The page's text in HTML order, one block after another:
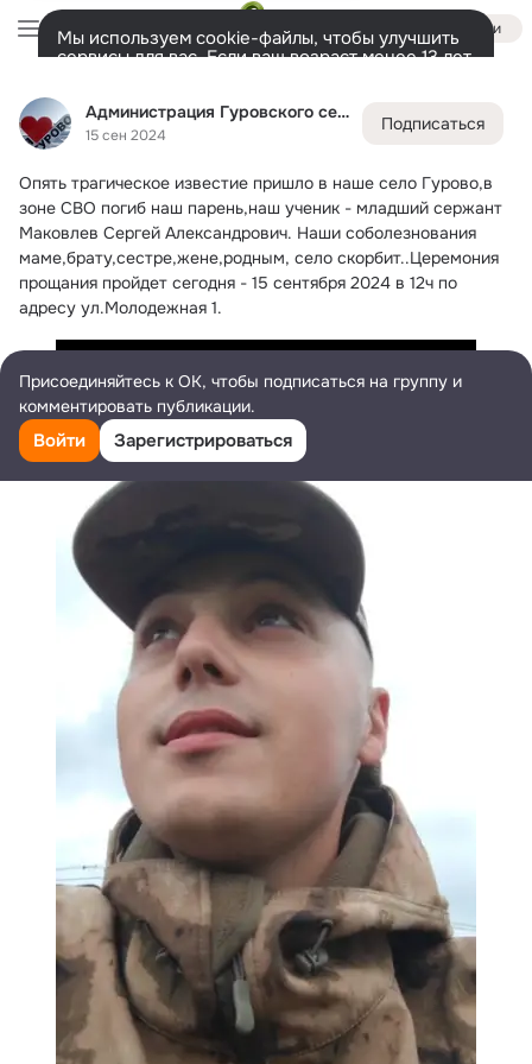
Администрация Гуровского сельского поселения
15 сен 2024
Подписаться
Опять трагическое известие пришло в наше село Гурово,в
зоне СВО погиб наш парень,наш ученик - младший сержант
Маковлев Сергей Александрович. Наши соболезнования
маме,брату,сестре,жене,родным, село скорбит..Церемония
прощания пройдет сегодня - 15 сентября 2024 в 12ч по
адресу ул.Молодежная 1.
Войти
Мы используем cookie-файлы, чтобы улучшить
сервисы для вас. Если ваш возраст менее 13 лет,
представитель.
Разрешить все Настроить
Лента Участники Темы Ещё
Дополнительная
колонка
Всё851 Обсуждаемые
Присоединяйтесь к ОК, чтобы подписаться на группу и
комментировать публикации.
Войти Зарегистрироваться